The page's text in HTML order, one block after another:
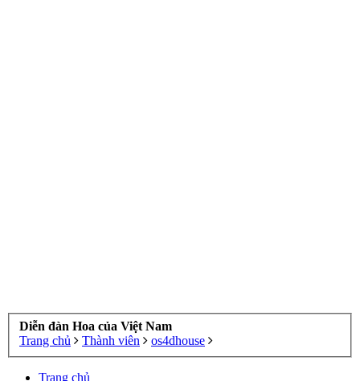
Diễn đàn Hoa của Việt Nam
Trang chủ
Thành viên os4dhouse
Trang chủ